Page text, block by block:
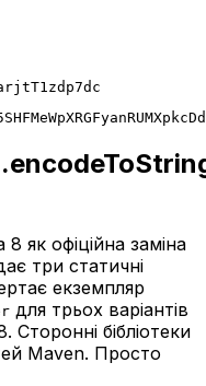
як офіційна заміна
три статичні
екземпляр
для трьох варіантів
бібліотеки
Maven. Просто